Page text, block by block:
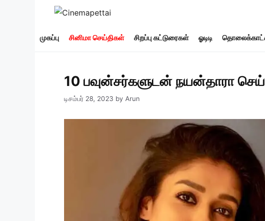
முகப்பு சினிமா செய்திகள் சிறப்பு கட்டுரைகள் ஓடிடி
10 பவுன்சர்களுடன் நயன்தாரா
டிசம்பர் 28, 2023 by Arun